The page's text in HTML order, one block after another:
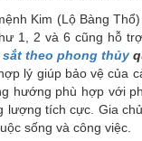
Kim (Lộ Bàng
1, 2 và 6 cũng hỗ
sắt theo phong thủy
lý giúp bảo vệ của
hướng phù hợp với
lượng tích cực. Gia
sống và công việc.